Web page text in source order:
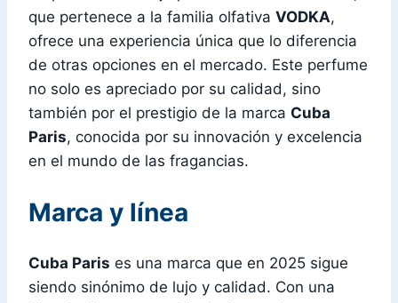
que pertenece a la familia olfativa VODKA,
ofrece una experiencia única que lo diferencia
de otras opciones en el mercado. Este perfume
no solo es apreciado por su calidad, sino
también por el prestigio de la marca Cuba
Paris, conocida por su innovación y excelencia
en el mundo de las fragancias.
Marca y línea
Cuba Paris es una marca que en 2025 sigue
siendo sinónimo de lujo y calidad. Con una